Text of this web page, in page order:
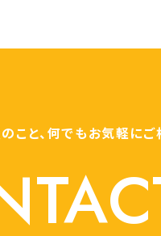
こと、何でもお気軽に